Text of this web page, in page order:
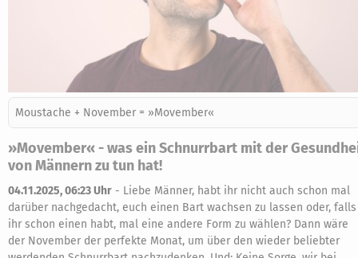
Moustache + November = »Movember«
»Movember« - was ein Schnurrbart mit der
von Männern zu tun hat!
04.11.2025, 06:23 Uhr - Liebe Männer, habt ihr nicht auch schon mal
darüber nachgedacht, euch einen Bart wachsen zu lassen oder, falls
ihr schon einen habt, mal eine andere Form zu wählen? Dann wäre
der November der perfekte Monat, um über den wieder beliebter